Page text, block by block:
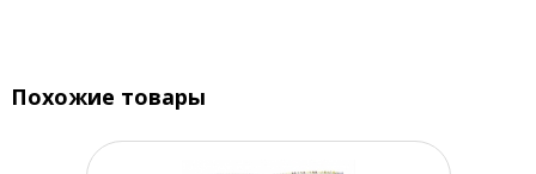
Похожие товары